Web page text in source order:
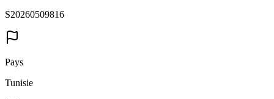
S20260509816
Pays
Tunisie